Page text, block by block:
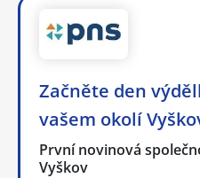
Začněte den
vašem okolí
První novinová
Vyškov